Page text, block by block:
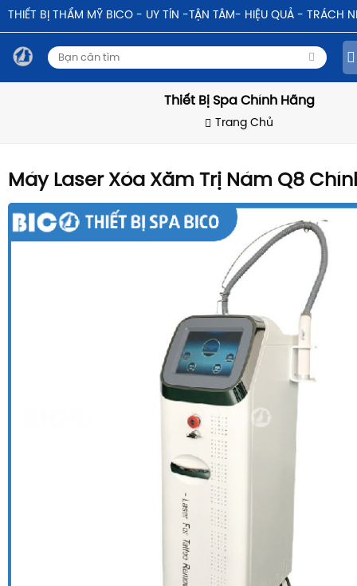
THIẾT BỊ THẨM MỸ BICO - UY TÍN -TẬN TÂM- HIỆU QUẢ - TRÁCH
Thiết Bị Spa Chính Hãng
Trang Chủ
Máy Laser Xóa Xăm Trị Nám Q8